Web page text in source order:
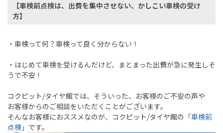
【車検前点検は、出費を集中させない、かしこい車検の受け
方】
・車検って何？車検って良く分からない！
・はじめて車検を受けるんだけど、まとまった出費が急に発生しそ
うで不安！
コクピット/タイヤ館では、そういった、お客様のご不安の声や
お客様からのご相談をいただくことがございます。
そんなお客様におススメなのが、コクピット/タイヤ館の 「車検前
点検」 です。